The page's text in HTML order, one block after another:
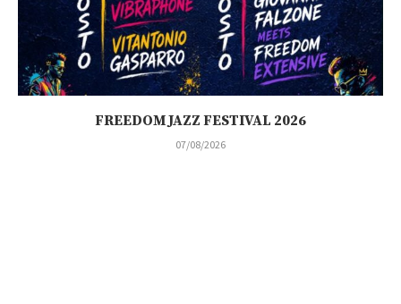
FREEDOM JAZZ FESTIVAL 2026
07/08/2026